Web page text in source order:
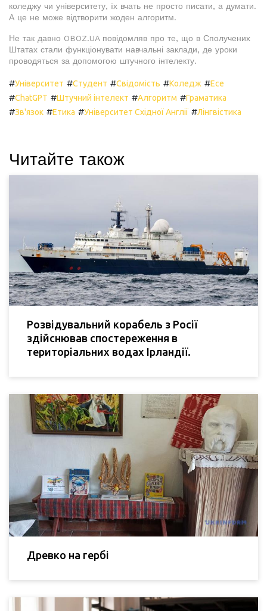
коледжу чи університету, їх вчать не просто писати, а думати.
А це не може відтворити жоден алгоритм.
Не так давно OBOZ.UA повідомляв про те, що в Сполучених
Штатах стали функціонувати навчальні заклади, де уроки
проводяться за допомогою штучного інтелекту.
#Університет #Студент #Свідомість #Коледж #Есе
#ChatGPT #Штучний інтелект #Алгоритм #Граматика
#Зв'язок #Етика #Університет Східної Англії #Лінгвістика
Читайте також
Розвідувальний корабель з Росії
здійснював спостереження в
територіальних водах Ірландії.
Древко на гербі